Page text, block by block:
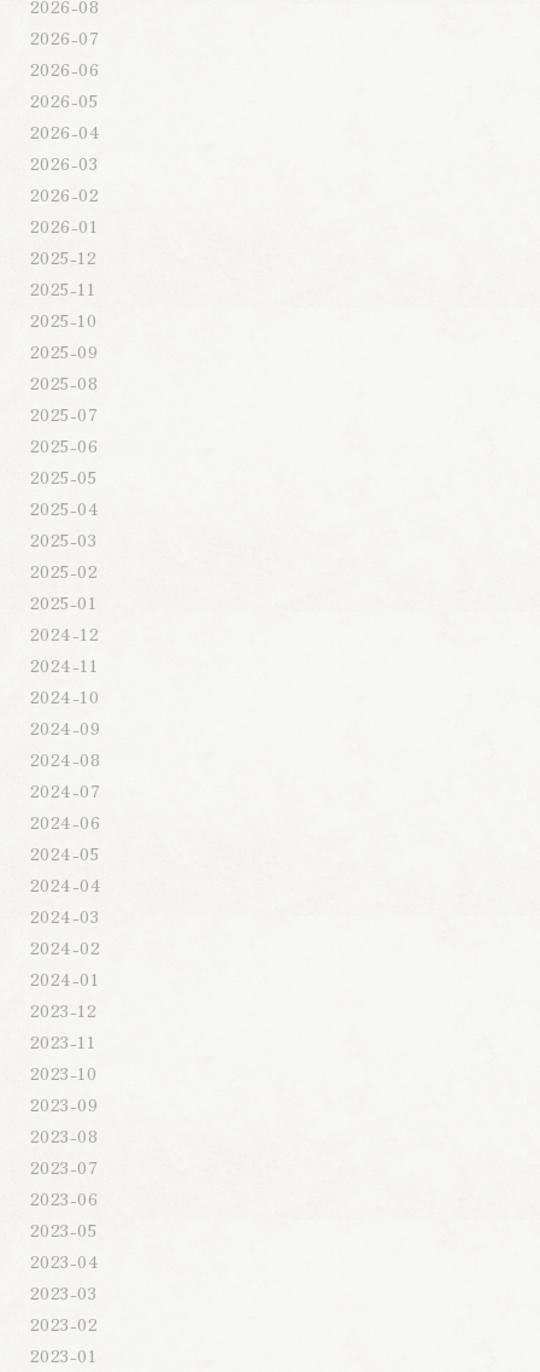
2026-08
2026-07
2026-06
2026-05
2026-04
2026-03
2026-02
2026-01
2025-12
2025-11
2025-10
2025-09
2025-08
2025-07
2025-06
2025-05
2025-04
2025-03
2025-02
2025-01
2024-12
2024-11
2024-10
2024-09
2024-08
2024-07
2024-06
2024-05
2024-04
2024-03
2024-02
2024-01
2023-12
2023-11
2023-10
2023-09
2023-08
2023-07
2023-06
2023-05
2023-04
2023-03
2023-02
2023-01